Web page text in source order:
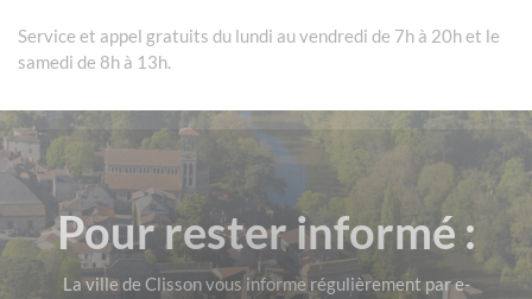
Service et appel gratuits du lundi au vendredi de 7h à 20h et le
samedi de 8h à 13h.
Pour rester informé :
La ville de Clisson vous informe régulièrement par e-